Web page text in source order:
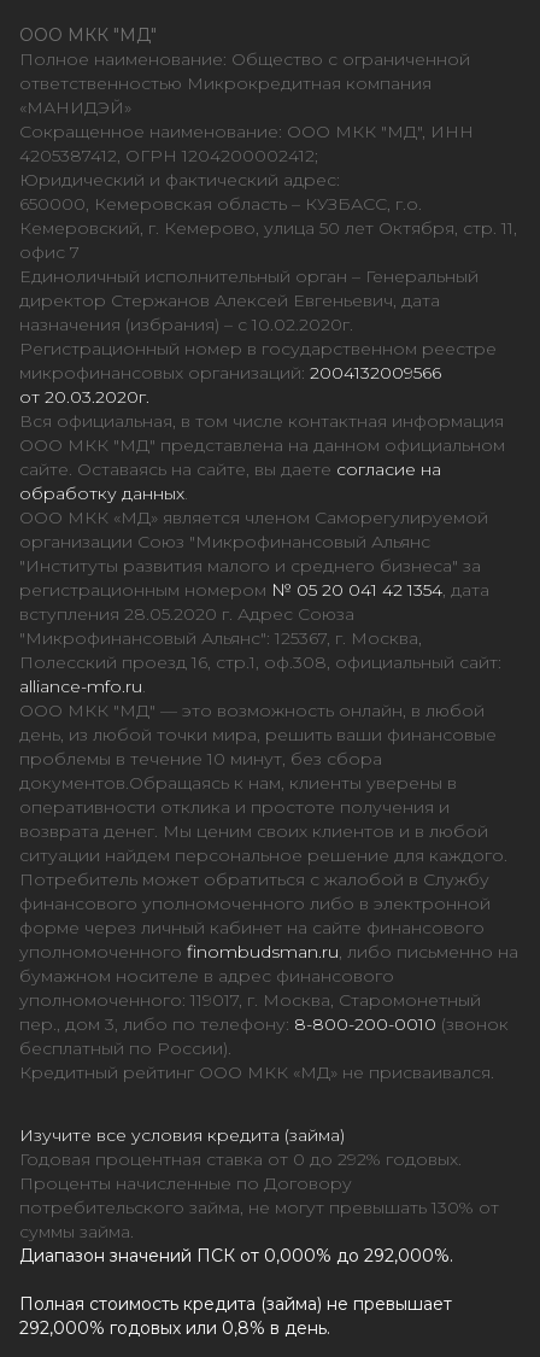
ООО МКК "МД"
Полное наименование: Общество с ограниченной
ответственностью Микрокредитная компания
«МАНИДЭЙ»
Сокращенное наименование: ООО МКК "МД", ИНН
4205387412, ОГРН 1204200002412;
Юридический и фактический адрес:
650000, Кемеровская область – КУЗБАСС, г.о.
Кемеровский, г. Кемерово, улица 50 лет Октября, стр. 11,
офис 7
Единоличный исполнительный орган – Генеральный
директор Стержанов Алексей Евгеньевич, дата
назначения (избрания) – с 10.02.2020г.
Регистрационный номер в государственном реестре
микрофинансовых организаций: 2004132009566
от 20.03.2020г.
Вся официальная, в том числе контактная информация
ООО МКК "МД" представлена на данном официальном
сайте. Оставаясь на сайте, вы даете согласие на
обработку данных.
ООО МКК «МД» является членом Саморегулируемой
организации Союз "Микрофинансовый Альянс
"Институты развития малого и среднего бизнеса" за
регистрационным номером № 05 20 041 42 1354, дата
вступления 28.05.2020 г. Адрес Союза
"Микрофинансовый Альянс": 125367, г. Москва,
Полесский проезд 16, стр.1, оф.308, официальный сайт:
alliance-mfo.ru.
ООО МКК "МД" — это возможность онлайн, в любой
день, из любой точки мира, решить ваши финансовые
проблемы в течение 10 минут, без сбора
документов.Обращаясь к нам, клиенты уверены в
оперативности отклика и простоте получения и
возврата денег. Мы ценим своих клиентов и в любой
ситуации найдем персональное решение для каждого.
Потребитель может обратиться с жалобой в Службу
финансового уполномоченного либо в электронной
форме через личный кабинет на сайте финансового
уполномоченного finombudsman.ru, либо письменно на
бумажном носителе в адрес финансового
уполномоченного: 119017, г. Москва, Старомонетный
пер., дом 3, либо по телефону: 8-800-200-0010 (звонок
бесплатный по России).
Кредитный рейтинг ООО МКК «МД» не присваивался.
Изучите все условия кредита (займа)
Годовая процентная ставка от 0 до 292% годовых.
Проценты начисленные по Договору
потребительского займа, не могут превышать 130% от
суммы займа.
Диапазон значений ПСК от 0,000% до 292,000%.
Полная стоимость кредита (займа) не превышает
292,000% годовых или 0,8% в день.